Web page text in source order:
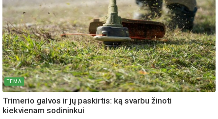
TEMA
Trimerio galvos ir jų paskirtis: ką svarbu žinoti
kiekvienam sodininkui